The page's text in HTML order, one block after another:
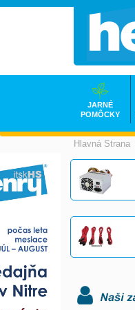
Hlavná Strana
JARNÉ
POMÔCKY